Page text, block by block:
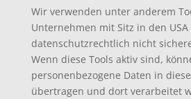
Wir verwenden unter anderem
Unternehmen mit Sitz in den
datenschutzrechtlich nicht
Wenn diese Tools aktiv sind,
personenbezogene Daten in
übertragen und dort verarbeitet